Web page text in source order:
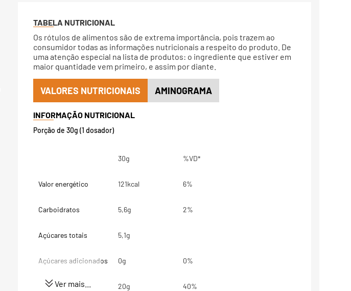
TABELA NUTRICIONAL
Os rótulos de alimentos são de extrema importância, pois trazem ao
consumidor todas as informações nutricionais a respeito do produto. De
uma atenção especial na lista de produtos: o ingrediente que estiver em
maior quantidade vem primeiro, e assim por diante.
VALORES NUTRICIONAIS AMINOGRAMA
Porção de 30g (1 dosador)
30g %VD*
Valor energético 121kcal 6%
Carboidratos 5,6g 2%
Açúcares totais 5,1g
Açúcares adicionados 0g 0%
Proteínas 20g 40%
Ver mais...